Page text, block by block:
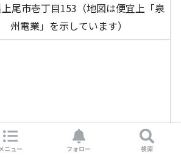
尾市壱丁目153（地図は便宜上「泉
州電業」を示しています）
ニュー フォロー 検索